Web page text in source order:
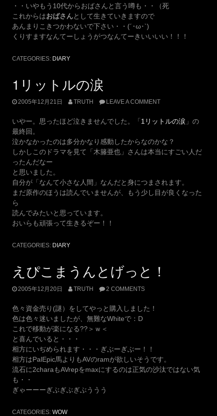
・・いやもう10代からおばさんと言う噂も・・（死
これからはおばさんとして生きていきますので
あんまりこきつかわないで下さい・・(´･ω･`)
くりすますなんてーしょうがつなんてーきいいいい！！！
CATEGORIES: DIARY
1リットルの涙
2005年12月21日 TRUTH LEAVE A COMMENT
いやー。思ったほど泣きませんでした。「 1リットルの涙 」の
最終回。
泣かなかったのは多分かなり感動したからなのかな？
しかしこのドラマを見て「木籐亜也」さんは本当にすごい人だ
ったんだなー
と思いました。
自分が「なんて小さな人間」なんだと身につまされます。
まだ原作のほうは読んでいませんが、もう少し目が良くなった
ら
読んでみたいと思っています。
おいらも頑張って生きるぞー！！
CATEGORIES: DIARY
えぴこまうんとげっと！
2005年12月20日 TRUTH 2 COMMENTS
色々資金売り(謎）をしてやっと購入しました！
色は色々迷いましたが、無難なWhiteで：D
これで移動が楽になる??＞ｗ＜
と喜んでいると・・・
相方にいぢめられます・・・ぎぶーぎぶー！！
相方はPalEpic馬よりもAVのramが欲しいそうです。
流石に2charaもAVrepをmaxにするのは正気の沙汰ではない気
も・・
ぎゃーーーぎぶぎぶぎぶううう
CATEGORIES: WOW